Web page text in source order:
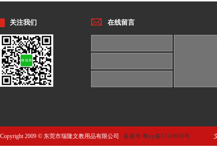
关注我们 在线留言
Copyright 2009 © 东莞市瑞隆文教用品有限公司 备案号:粤icp备17110936号